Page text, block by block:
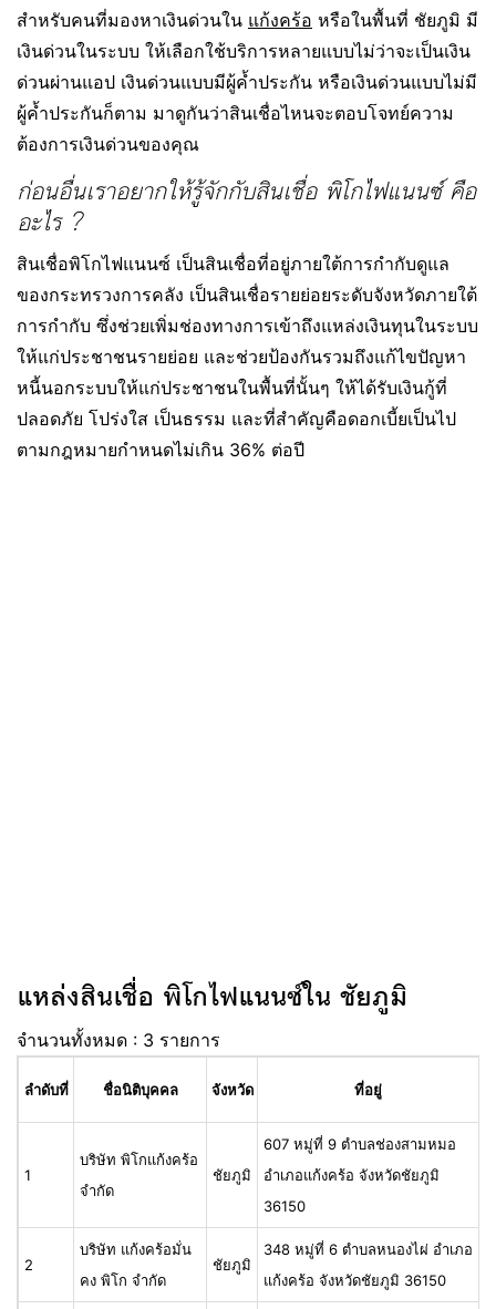
สำหรับคนที่มองหาเงินด่วนใน แก้งคร้อ หรือในพื้นที่ ชัยภูมิ มี
เงินด่วนในระบบ ให้เลือกใช้บริการหลายแบบไม่ว่าจะเป็นเงิน
ด่วนผ่านแอป เงินด่วนแบบมีผู้ค้ำประกัน หรือเงินด่วนแบบไม่มี
ผู้ค้ำประกันก็ตาม มาดูกันว่าสินเชื่อไหนจะตอบโจทย์ความ
ต้องการเงินด่วนของคุณ
ก่อนอื่นเราอยากให้รู้จักกับสินเชื่อ พิโกไฟแนนซ์ คือ
อะไร ?
สินเชื่อพิโกไฟแนนซ์ เป็นสินเชื่อที่อยู่ภายใต้การกำกับดูแล
ของกระทรวงการคลัง เป็นสินเชื่อรายย่อยระดับจังหวัดภายใต้
การกำกับ ซึ่งช่วยเพิ่มช่องทางการเข้าถึงแหล่งเงินทุนในระบบ
ให้แก่ประชาชนรายย่อย และช่วยป้องกันรวมถึงแก้ไขปัญหา
หนี้นอกระบบให้แก่ประชาชนในพื้นที่นั้นๆ ให้ได้รับเงินกู้ที่
ปลอดภัย โปร่งใส เป็นธรรม และที่สำคัญคือดอกเบี้ยเป็นไป
ตามกฎหมายกำหนดไม่เกิน 36% ต่อปี
แหล่งสินเชื่อ พิโกไฟแนนซ์ใน ชัยภูมิ
จำนวนทั้งหมด : 3 รายการ
ลำดับที่ ชื่อนิติบุคคล จังหวัด ที่อยู่
1
บริษัท พิโกแก้งคร้อ
จำกัด
ชัยภูมิ
607 หมู่ที่ 9 ตำบลช่องสามหมอ
อำเภอแก้งคร้อ จังหวัดชัยภูมิ
36150
2
บริษัท แก้งคร้อมั่น
คง พิโก จำกัด
ชัยภูมิ
348 หมู่ที่ 6 ตำบลหนองไผ่ อำเภอ
แก้งคร้อ จังหวัดชัยภูมิ 36150